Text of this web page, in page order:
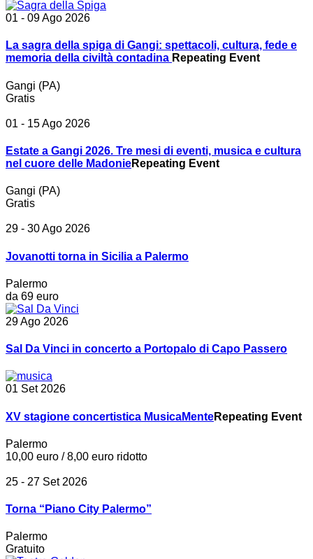
01 - 09 Ago 2026
La sagra della spiga di Gangi: spettacoli, cultura, fede e
memoria della civiltà contadina Repeating Event
Gangi (PA)
Gratis
01 - 15 Ago 2026
Estate a Gangi 2026. Tre mesi di eventi, musica e cultura
nel cuore delle MadonieRepeating Event
Gangi (PA)
Gratis
29 - 30 Ago 2026
Jovanotti torna in Sicilia a Palermo
Palermo
da 69 euro
29 Ago 2026
Sal Da Vinci in concerto a Portopalo di Capo Passero
01 Set 2026
XV stagione concertistica MusicaMenteRepeating Event
Palermo
10,00 euro / 8,00 euro ridotto
25 - 27 Set 2026
Torna “Piano City Palermo”
Palermo
Gratuito